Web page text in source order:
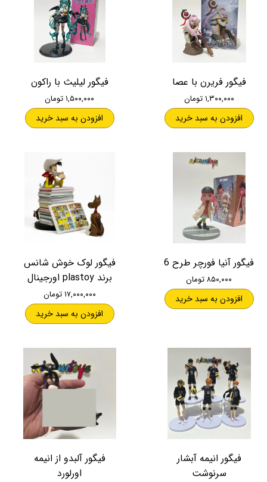
فیگور فریرن با عصا
۱,۳۰۰,۰۰۰ تومان
افزودن به سبد خرید
فیگور لیلیث با راکون
۱,۵۰۰,۰۰۰ تومان
افزودن به سبد خرید
فیگور آنیا فورچر طرح 6
۸۵۰,۰۰۰ تومان
افزودن به سبد خرید
فیگور لوک خوش شانس
برند plastoy اورجینال
۱۷,۰۰۰,۰۰۰ تومان
افزودن به سبد خرید
فیگور انیمه آبشار
سرنوشت
فیگور آلبدو از انیمه
اورلورد